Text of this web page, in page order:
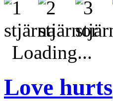
Loading...
Love hurts